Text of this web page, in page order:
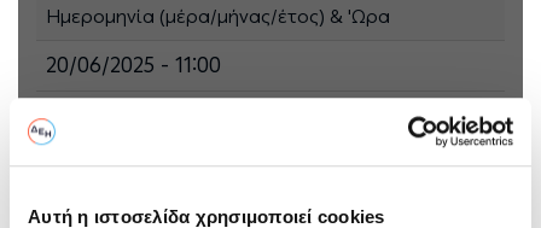
Αυτή η ιστοσελίδα χρησιμοποιεί cookies
Ημερομηνία (μέρα/μήνας/έτος) & 'Ωρα
20/06/2025 - 11:00
Στοιχεία Υποβολής
προτάσεων σας: